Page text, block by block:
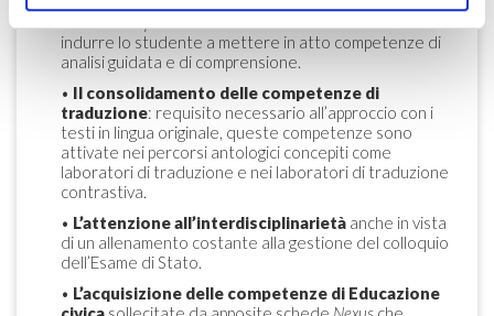
indurre lo studente a mettere in atto competenze di
analisi guidata e di comprensione.
• Il consolidamento delle competenze di
traduzione: requisito necessario all’approccio con i
testi in lingua originale, queste competenze sono
attivate nei percorsi antologici concepiti come
laboratori di traduzione e nei laboratori di traduzione
contrastiva.
• L’attenzione all’interdisciplinarietà anche in vista
di un allenamento costante alla gestione del colloquio
dell’Esame di Stato.
• L’acquisizione delle competenze di Educazione